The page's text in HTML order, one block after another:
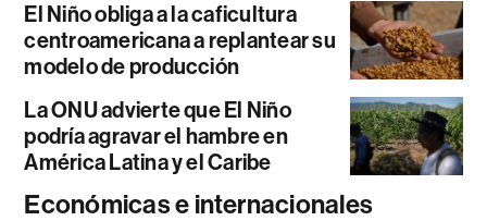
El Niño obliga a la caficultura
centroamericana a replantear su
modelo de producción
La ONU advierte que El Niño
podría agravar el hambre en
América Latina y el Caribe
Económicas e internacionales